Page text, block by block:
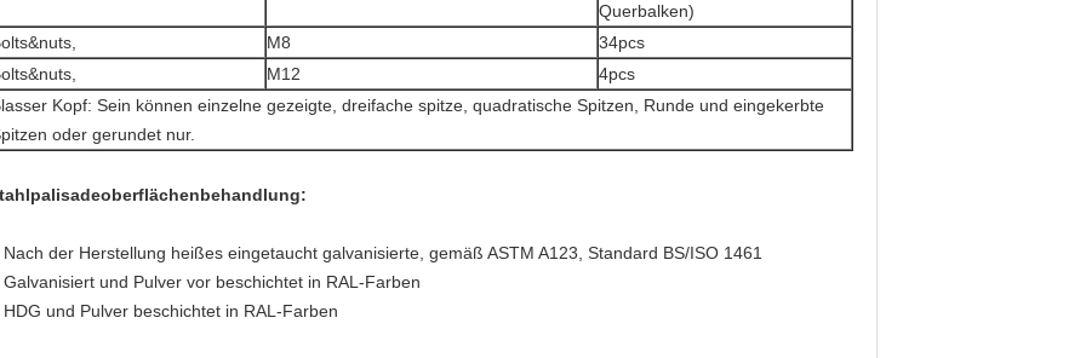
Querbalken)
M8
34pcs
M12
4pcs
Kopf: Sein können einzelne gezeigte, dreifache spitze, quadratische Spitzen, Runde und eingekerbte
oder gerundet nur.
der Herstellung heißes eingetaucht galvanisierte, gemäß ASTM A123, Standard BS/ISO 1461
und Pulver vor beschichtet in RAL-Farben
und Pulver beschichtet in RAL-Farben